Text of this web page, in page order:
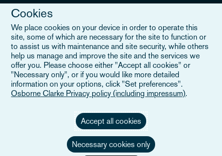
Legal Notice
When you read about Osborne Clarke on this site, we are either
referring to our international organisation, Osborne Clarke Verein
(OCV), or one of its member firms. OCV is a Swiss verein and
doesn’t provide services to clients. The OCV member firms are all
separate legal entities and have no authority to obligate or bind
Cookies
We place cookies on your device in order to operate this
site, some of which are necessary for the site to function or
to assist us with maintenance and site security, while others
help us manage and improve the site and the services we
offer you. Please choose either "Accept all cookies" or
"Necessary only", or if you would like more detailed
information on your options, click "Set preferences".
Osborne Clarke Privacy policy (including impressum).
Accept all cookies
Necessary cookies only